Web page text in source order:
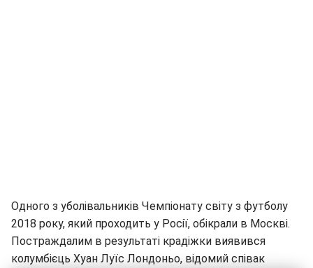
Одного з уболівальників Чемпіонату світу з футболу
2018 року, який проходить у Росії, обікрали в Москві.
Постраждалим в результаті крадіжки виявився
колумбієць Хуан Луїс Лондоньо, відомий співак